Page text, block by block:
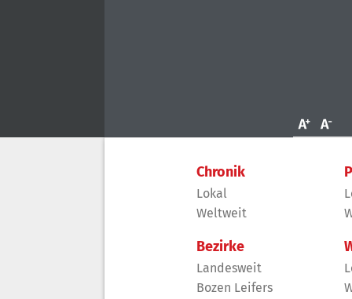
Chronik
Lokal
Weltweit
Bezirke
Landesweit
Bozen Leifers